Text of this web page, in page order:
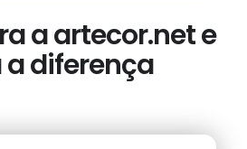
a artecor.net e
diferença